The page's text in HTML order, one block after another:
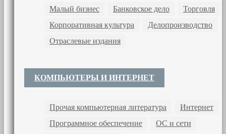
Малый бизнес
Банковское дело
Торговля
Корпоративная культура
Делопроизводство
Отраслевые издания
КОМПЬЮТЕРЫ И ИНТЕРНЕТ
Прочая компьютерная литература
Интернет
Программное обеспечение
ОС и сети